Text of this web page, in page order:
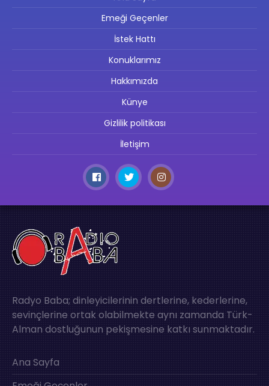
Emeği Geçenler
İstek Hattı
Konuklarımız
Hakkımızda
Künye
Gizlilik politikası
İletişim
Radyo Baba; dinleyicilerinin dertlerine, kederlerine,
sevinçlerine ortak olabilmekte aynı zamanda Türk-
Alman dostluğunun pekişmesine katkı sunmaktadır.
Ana Sayfa